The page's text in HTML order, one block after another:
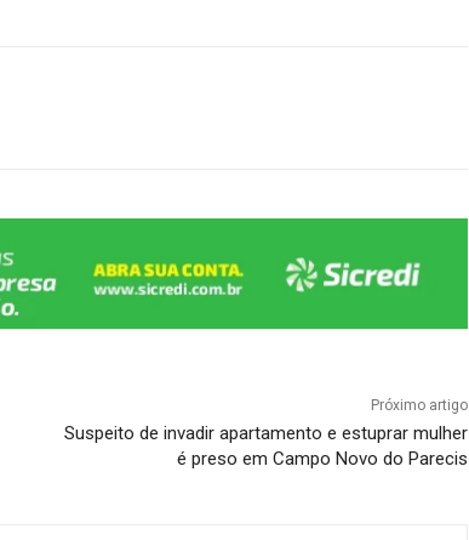
Próximo artigo
Suspeito de invadir apartamento e estuprar mulher
é preso em Campo Novo do Parecis